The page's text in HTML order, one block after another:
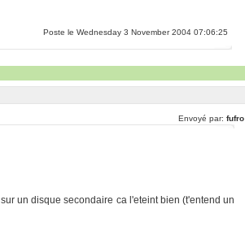
Poste le Wednesday 3 November 2004 07:06:25
Envoyé par: fufro
un disque secondaire ca l'eteint bien (t'entend un